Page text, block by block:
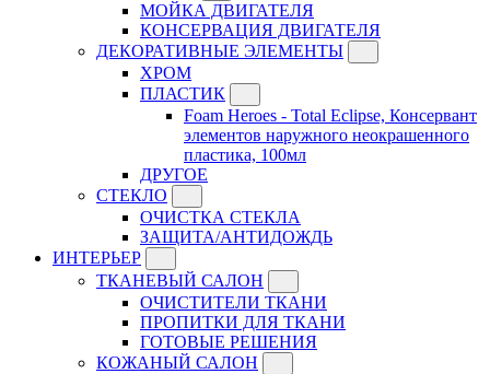
МОЙКА ДВИГАТЕЛЯ
КОНСЕРВАЦИЯ ДВИГАТЕЛЯ
ДЕКОРАТИВНЫЕ ЭЛЕМЕНТЫ
ХРОМ
ПЛАСТИК
Foam Heroes - Total Eclipse, Консервант
элементов наружного неокрашенного
пластика, 100мл
ДРУГОЕ
СТЕКЛО
ОЧИСТКА СТЕКЛА
ЗАЩИТА/АНТИДОЖДЬ
ИНТЕРЬЕР
ТКАНЕВЫЙ САЛОН
ОЧИСТИТЕЛИ ТКАНИ
ПРОПИТКИ ДЛЯ ТКАНИ
ГОТОВЫЕ РЕШЕНИЯ
КОЖАНЫЙ САЛОН